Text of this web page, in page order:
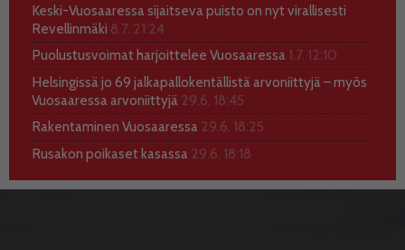
Keski-Vuosaaressa sijaitseva puisto on nyt virallisesti
Revellinmäki 8.7. 21:24
Puolustusvoimat harjoittelee Vuosaaressa 1.7. 12:10
Helsingissä jo 69 jalkapallokentällistä arvoniittyjä – myös
Vuosaaressa arvoniittyjä 29.6. 18:45
Rakentaminen Vuosaaressa 29.6. 18:25
Rusakon poikaset kasassa 29.6. 18:18